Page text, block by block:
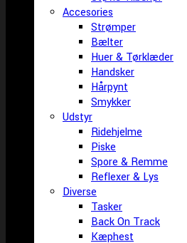
Accesories
Strømper
Bælter
Huer & Tørklæder
Handsker
Hårpynt
Smykker
Udstyr
Ridehjelme
Piske
Spore & Remme
Reflexer & Lys
Diverse
Tasker
Back On Track
Kæphest